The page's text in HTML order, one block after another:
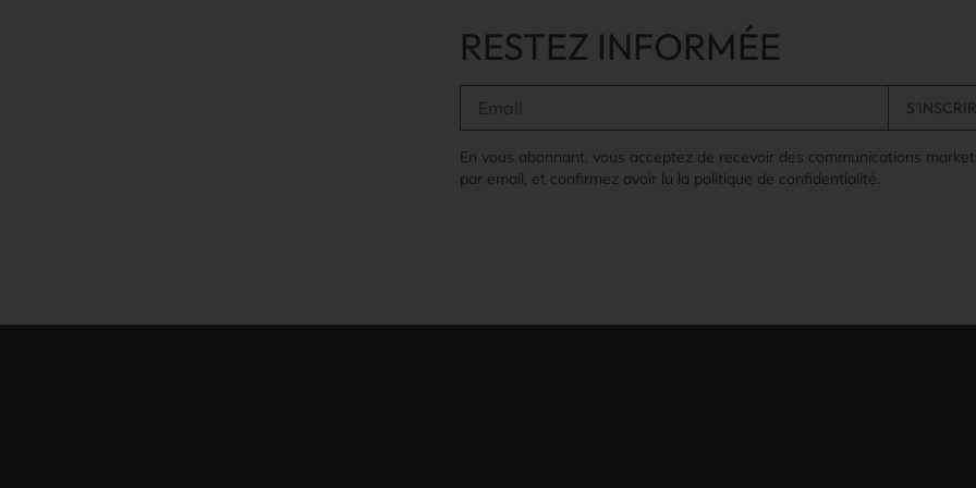
RESTEZ INFORMÉE
En vous abonnant, vous acceptez de recevoir des communications
par email, et confirmez avoir lu la politique de confidentialité.